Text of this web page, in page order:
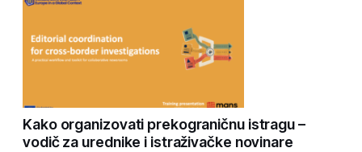
Kako organizovati prekograničnu istragu –
vodič za urednike i istraživačke novinare